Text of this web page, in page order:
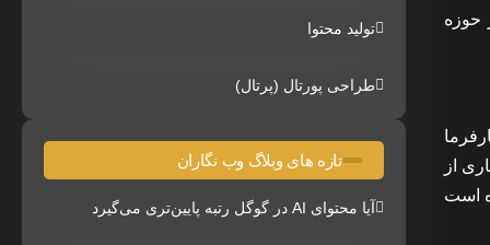
حوزه
از
است
تولید محتوا
طراحی پورتال (پرتال)
تازه های وبلاگ وب نگاران
آیا محتوای AI در گوگل رتبه پایین‌تری می‌گیرد